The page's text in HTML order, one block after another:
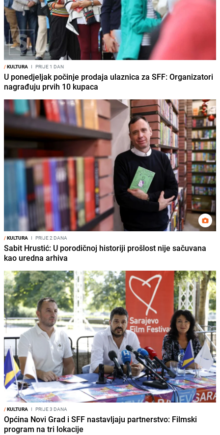
/KULTURA I PRIJE 1 DAN
U ponedjeljak počinje prodaja ulaznica za SFF: Organizatori
nagrađuju prvih 10 kupaca
/KULTURA I PRIJE 2 DANA
Sabit Hrustić: U porodičnoj historiji prošlost nije sačuvana
kao uredna arhiva
/KULTURA I PRIJE 3 DANA
Općina Novi Grad i SFF nastavljaju partnerstvo: Filmski
program na tri lokacije